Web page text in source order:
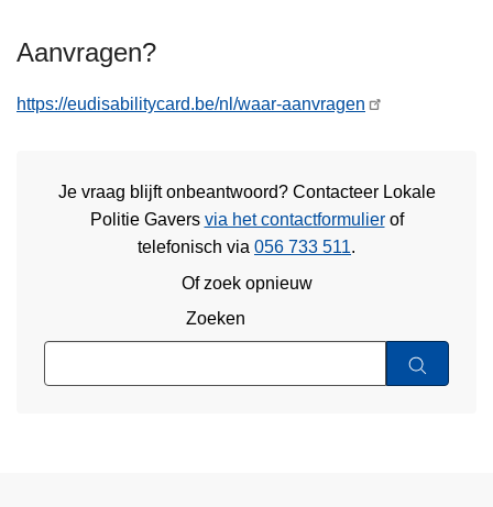
Aanvragen?
https://eudisabilitycard.be/nl/waar-aanvragen
Je vraag blijft onbeantwoord? Contacteer Lokale
Politie Gavers via het contactformulierof
telefonisch via 056 733 511.
Of zoek opnieuw
Zoeken